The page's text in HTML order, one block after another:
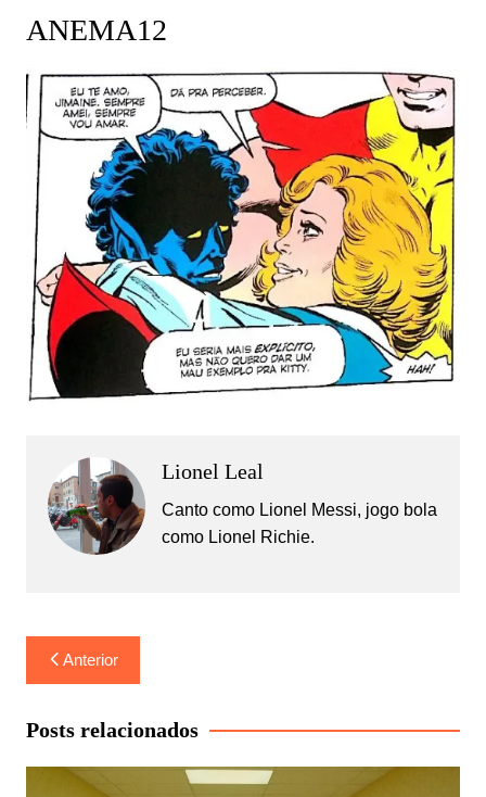
ANEMA12
Lionel Leal
Canto como Lionel Messi, jogo bola
como Lionel Richie.
Navegação
de
Post
Anterior
Posts relacionados